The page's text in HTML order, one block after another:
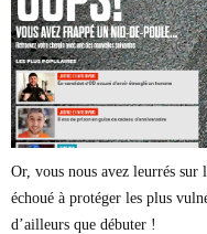
Véronyque
Or, vous nous avez leurrés sur
échoué à protéger les plus
d’ailleurs que débuter !